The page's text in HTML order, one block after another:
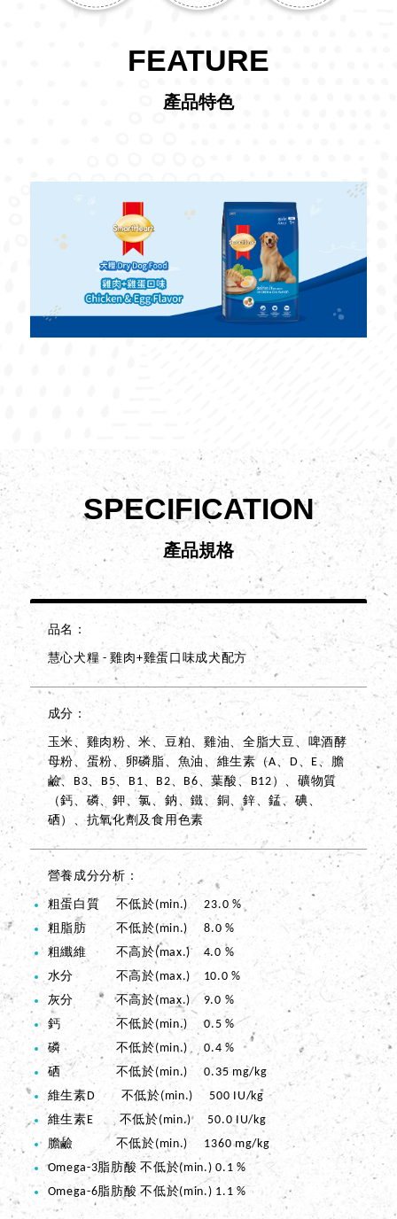
FEATURE
產品特色
SPECIFICATION
產品規格
品名
慧心犬糧 - 雞肉+雞蛋口味成犬配方
成分
玉米、雞肉粉、米、豆粕、雞油、全脂大豆、啤酒酵
母粉、蛋粉、卵磷脂、魚油、維生素（A、D、E、膽
鹼、B3、B5、B1、B2、B6、葉酸、B12）、礦物質
（鈣、磷、鉀、氯、鈉、鐵、銅、鋅、錳、碘、
硒）、抗氧化劑及食用色素
營養成分分析
粗蛋白質 不低於(min.) 23.0 %
粗脂肪 不低於(min.) 8.0 %
粗纖維 不高於(max.) 4.0 %
水分 不高於(max.) 10.0 %
灰分 不高於(max.) 9.0 %
鈣 不低於(min.) 0.5 %
磷 不低於(min.) 0.4 %
硒 不低於(min.) 0.35 mg/kg
維生素D 不低於(min.) 500 IU/kg
維生素E 不低於(min.) 50.0 IU/kg
膽鹼 不低於(min.) 1360 mg/kg
Omega-3脂肪酸 不低於(min.) 0.1 %
Omega-6脂肪酸 不低於(min.) 1.1 %